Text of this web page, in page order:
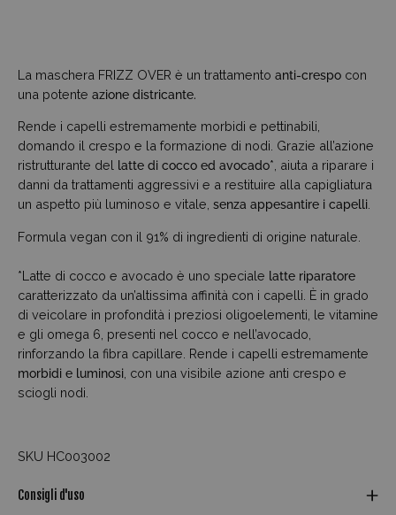
La maschera FRIZZ OVER è un trattamento anti-crespo con
una potente azione districante.
Rende i capelli estremamente morbidi e pettinabili,
domando il crespo e la formazione di nodi. Grazie all’azione
ristrutturante del latte di cocco ed avocado*, aiuta a riparare i
danni da trattamenti aggressivi e a restituire alla capigliatura
un aspetto più luminoso e vitale, senza appesantire i capelli
Formula vegan con il 91% di ingredienti di origine naturale.
*Latte di cocco e avocado è uno speciale latte riparatore
caratterizzato da un’altissima affinità con i capelli. È in grado
di veicolare in profondità i preziosi oligoelementi, le vitamine
e gli omega 6, presenti nel cocco e nell’avocado,
rinforzando la fibra capillare. Rende i capelli estremamente
morbidi e luminosi , con una visibile azione anti crespo e
sciogli nodi.
SKU HC003002
Consigli d'uso